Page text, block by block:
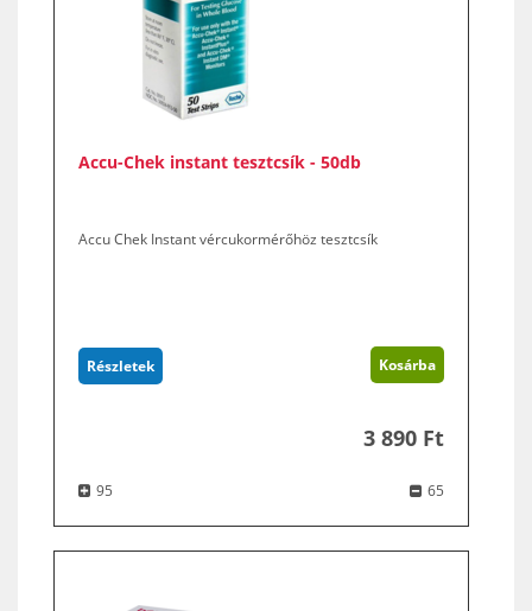
Accu-Chek instant tesztcsík - 50db
Accu Chek Instant vércukormérőhöz tesztcsík
Részletek Kosárba
3 890 Ft
95 65